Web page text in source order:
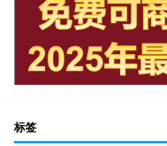
标签